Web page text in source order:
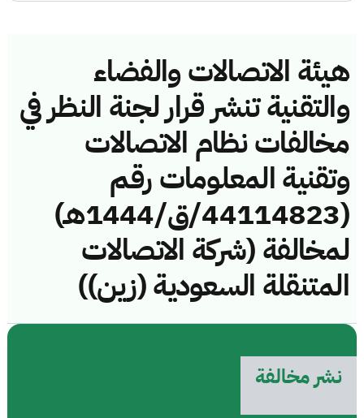
هيئة الاتصالات والفضاء
والتقنية تنشر قرار لجنة النظر في
مخالفات نظام الاتصالات
وتقنية المعلومات رقم
(44114823/ق/1444هـ)
لمخالفة (شركة الاتصالات
المتنقلة السعودية (زين))
نشر مخالفة